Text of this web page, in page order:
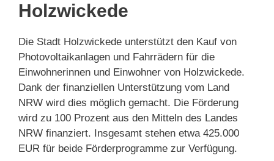
Holzwickede
Die Stadt Holzwickede unterstützt den Kauf von
Photovoltaikanlagen und Fahrrädern für die
Einwohnerinnen und Einwohner von Holzwickede.
Dank der finanziellen Unterstützung vom Land
NRW wird dies möglich gemacht. Die Förderung
wird zu 100 Prozent aus den Mitteln des Landes
NRW finanziert. Insgesamt stehen etwa 425.000
EUR für beide Förderprogramme zur Verfügung.